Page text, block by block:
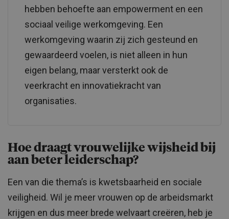
hebben behoefte aan empowerment en een
sociaal veilige werkomgeving. Een
werkomgeving waarin zij zich gesteund en
gewaardeerd voelen, is niet alleen in hun
eigen belang, maar versterkt ook de
veerkracht en innovatiekracht van
organisaties.
Hoe draagt vrouwelijke wijsheid bij
aan beter leiderschap?
Een van die thema’s is kwetsbaarheid en sociale
veiligheid. Wil je meer vrouwen op de arbeidsmarkt
krijgen en dus meer brede welvaart creëren, heb je